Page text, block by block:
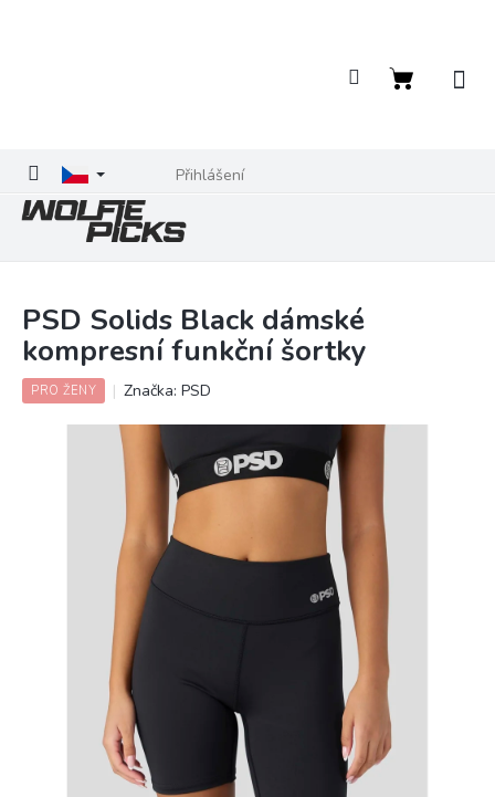
Přihlášení
Nákupní
PSD Solids Black dámské
kompresní funkční šortky
PRO ŽENY Značka: PSD